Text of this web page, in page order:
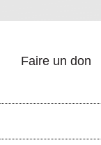
Faire un don